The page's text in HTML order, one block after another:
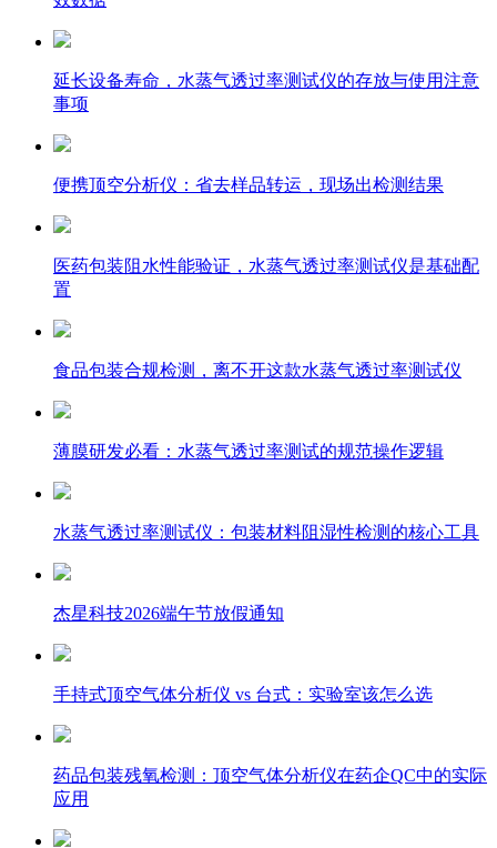
效数据
延长设备寿命，水蒸气透过率测试仪的存放与使用注意
事项
便携顶空分析仪：省去样品转运，现场出检测结果
医药包装阻水性能验证，水蒸气透过率测试仪是基础配
置
食品包装合规检测，离不开这款水蒸气透过率测试仪
薄膜研发必看：水蒸气透过率测试的规范操作逻辑
水蒸气透过率测试仪：包装材料阻湿性检测的核心工具
杰星科技2026端午节放假通知
手持式顶空气体分析仪 vs 台式：实验室该怎么选
药品包装残氧检测：顶空气体分析仪在药企QC中的实际
应用